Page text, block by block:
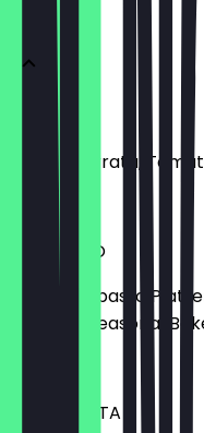
BURRATA
Buffalo Burrata,
€ 12,00
ANTIPASTO
Mixed Antipasto
Salami & Seasonal
BRUSCHETTA